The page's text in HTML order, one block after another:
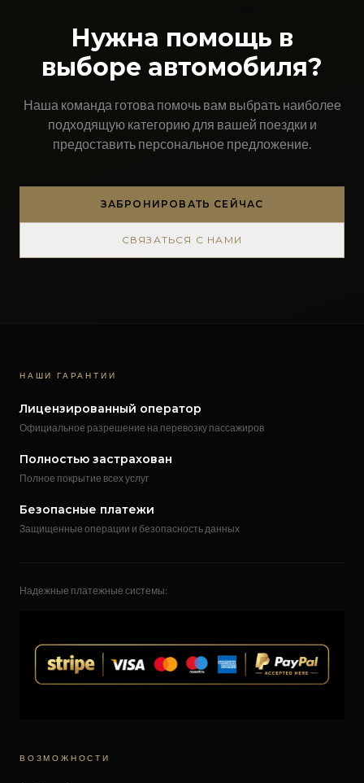
Нужна помощь в
выборе автомобиля?
Наша команда готова помочь вам выбрать наиболее
подходящую категорию для вашей поездки и
предоставить персональное предложение.
ЗАБРОНИРОВАТЬ СЕЙЧАС
СВЯЗАТЬСЯ С НАМИ
НАШИ ГАРАНТИИ
Лицензированный оператор
Официальное разрешение на перевозку пассажиров
Полностью застрахован
Полное покрытие всех услуг
Безопасные платежи
Защищенные операции и безопасность данных
Надежные платежные системы:
ВОЗМОЖНОСТИ